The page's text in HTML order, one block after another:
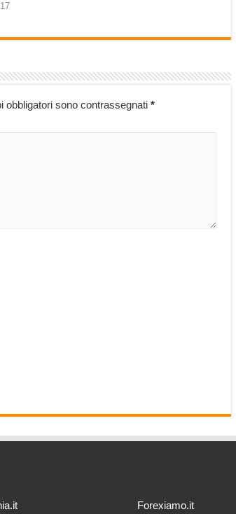
obbligatori sono contrassegnati *
Forexiamo.it